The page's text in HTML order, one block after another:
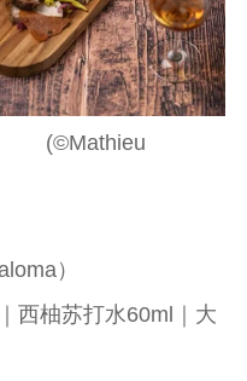
(©Mathieu
）
西柚苏打水60ml｜大